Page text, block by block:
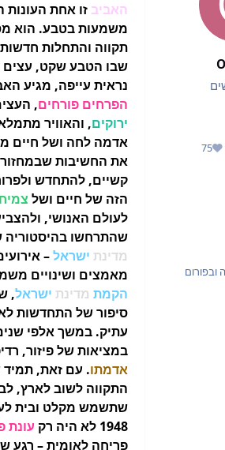
75
מוניטין
ובפורום
האביב זו אחת
משמעות בטבע. הוא
תקווה והתחלות
שבו הטבע שקט, עצים
נראית עייפה, מגיע
הפרחים פורחים,
ירוקים, והאוויר
אדמה לחה ושל חיים
את החשיבות
קשיים, להתחדש
הזה של חיים ושל
לעולם האנושי,
שהתרחשו בהיסטוריה
מדינת ישראל–
מאמצים ושינויים
הקמת מדינת ישראל
סיפור של התחדשות
עתיק. במשך אלפי
במציאות של פיזור,
אדמתו. עם זאת, תמיד
התקווה לשוב לארץ,
שתשמש מקלט ובית
1948 לא היה רק
עונת
פריחה לאומית – רגע